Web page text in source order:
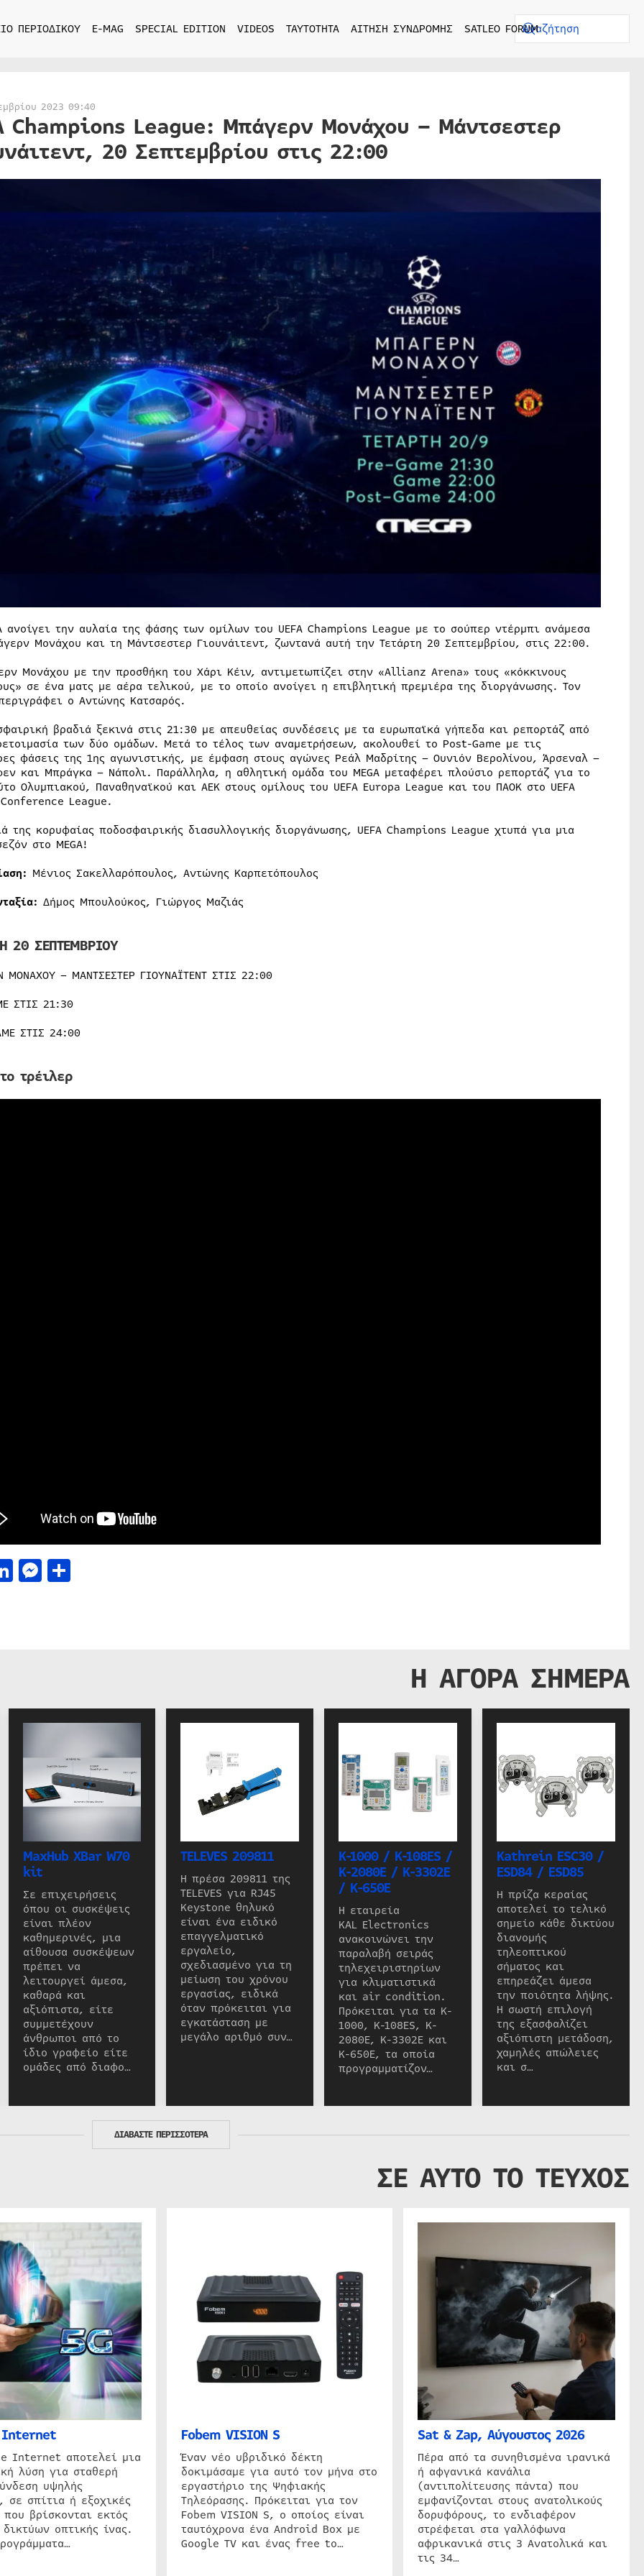
ΠΕΡΙΟΔΙΚΟΥ E-MAG SPECIAL EDITION VIDEOS ΤΑΥΤΟΤΗΤΑ ΑΙΤΗΣΗ ΣΥΝΔΡΟΜΗΣ SATLEO FORUM
2023 09:40
Champions League: Μπάγερν Μονάχου – Μάντσεστερ
20 Σεπτεμβρίου στις 22:00
ανοίγει την αυλαία της φάσης των ομίλων του UEFA Champions League με το σούπερ ντέρμπι ανάμεσα
Μονάχου και τη Μάντσεστερ Γιουνάιτεντ, ζωντανά αυτή την Τετάρτη 20 Σεπτεμβρίου, στις 22:00.
Μονάχου με την προσθήκη του Χάρι Κέιν, αντιμετωπίζει στην «Allianz Arena» τους «κόκκινους
σε ένα ματς με αέρα τελικού, με το οποίο ανοίγει η επιβλητική πρεμιέρα της διοργάνωσης. Τον
ο Αντώνης Κατσαρός.
βραδιά ξεκινά στις 21:30 με απευθείας συνδέσεις με τα ευρωπαϊκά γήπεδα και ρεπορτάζ από
των δύο ομάδων. Μετά το τέλος των αναμετρήσεων, ακολουθεί το Post-Game με τις
φάσεις της 1ης αγωνιστικής, με έμφαση στους αγώνες Ρεάλ Μαδρίτης – Ουνιόν Βερολίνου, Άρσεναλ –
και Μπράγκα – Νάπολι. Παράλληλα, η αθλητική ομάδα του MEGA μεταφέρει πλούσιο ρεπορτάζ για το
Ολυμπιακού, Παναθηναϊκού και ΑΕΚ στους ομίλους του UEFA Europa League και του ΠΑΟΚ στο UEFA
League.
της κορυφαίας ποδοσφαιρικής διασυλλογικής διοργάνωσης, UEFA Champions League χτυπά για μια
στο MEGA!
Μένιος Σακελλαρόπουλος, Αντώνης Καρπετόπουλος
Δήμος Μπουλούκος, Γιώργος Μαζιάς
20 ΣΕΠΤΕΜΒΡΙΟΥ
ΜΟΝΑΧΟΥ – ΜΑΝΤΣΕΣΤΕΡ ΓΙΟΥΝΑΪΤΕΝΤ ΣΤΙΣ 22:00
ΣΤΙΣ 21:30
ΣΤΙΣ 24:00
τρέιλερ
LinkedIn
Messenger
Μοιραστείτε
Η ΑΓΟΡΑ ΣΗΜΕΡΑ
MaxHub XBar W70
kit
Σε επιχειρήσεις
όπου οι συσκέψεις
είναι πλέον
καθημερινές, μια
αίθουσα συσκέψεων
πρέπει να
λειτουργεί άμεσα,
καθαρά και
αξιόπιστα, είτε
συμμετέχουν
άνθρωποι από το
ίδιο γραφείο είτε
ομάδες από διαφο…
TELEVES 209811
Η πρέσα 209811 της
TELEVES για RJ45
Keystone θηλυκό
είναι ένα ειδικό
επαγγελματικό
εργαλείο,
σχεδιασμένο για τη
μείωση του χρόνου
εργασίας, ειδικά
όταν πρόκειται για
εγκατάσταση με
μεγάλο αριθμό συν…
K-1000 / K-108ES /
K-2080E / K-3302E
/ K-650E
Η εταιρεία
KAL Electronics
ανακοινώνει την
παραλαβή σειράς
τηλεχειριστηρίων
για κλιματιστικά
και air condition.
Πρόκειται για τα K-
1000, K-108ES, K-
2080E, K-3302E και
K-650E, τα οποία
προγραμματίζον…
Kathrein ESC30 /
ESD84 / ESD85
Η πρίζα κεραίας
αποτελεί το τελικό
σημείο κάθε δικτύου
διανομής
τηλεοπτικού
σήματος και
επηρεάζει άμεσα
την ποιότητα λήψης.
Η σωστή επιλογή
της εξασφαλίζει
αξιόπιστη μετάδοση,
χαμηλές απώλειες
και σ…
ΔΙΑΒΑΣΤΕ ΠΕΡΙΣΣΟΤΕΡΑ
ΣΕ ΑΥΤΟ ΤΟ ΤΕΥΧΟΣ
Internet
Internet αποτελεί μια
λύση για σταθερή
υψηλής
σε σπίτια ή εξοχικές
που βρίσκονται εκτός
οπτικής ίνας.
Fobem VISION S
Έναν νέο υβριδικό δέκτη
δοκιμάσαμε για αυτό τον μήνα στο
εργαστήριο της Ψηφιακής
Τηλεόρασης. Πρόκειται για τον
Fobem VISION S, ο οποίος είναι
ταυτόχρονα ένα Android Box με
Google TV και ένας free to…
Sat & Zap, Αύγουστος 2026
Πέρα από τα συνηθισμένα ιρανικά
ή αφγανικά κανάλια
(αντιπολίτευσης πάντα) που
εμφανίζονται στους ανατολικούς
δορυφόρους, το ενδιαφέρον
στρέφεται στα γαλλόφωνα
αφρικανικά στις 3 Ανατολικά και
τις 34…